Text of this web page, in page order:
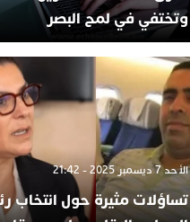
وتختفي في لمح البصر
الأحد 7 ديسمبر 2025 - 21:42
تساؤلات مثيرة حول انتخاب